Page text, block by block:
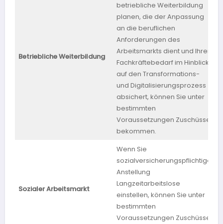
Betriebliche Weiterbildung
betriebliche Weiterbildung
planen, die der Anpassung
an die beruflichen
Anforderungen des
Arbeitsmarkts dient und Ihren
Fachkräftebedarf im Hinblick
auf den Transformations-
und Digitalisierungsprozess
absichert, können Sie unter
bestimmten
Voraussetzungen Zuschüsse
bekommen.
Sozialer Arbeitsmarkt
Wenn Sie
sozialversicherungspflichtige
Anstellung
Langzeitarbeitslose
einstellen, können Sie unter
bestimmten
Voraussetzungen Zuschüsse